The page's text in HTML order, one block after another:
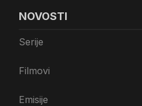
NOVOSTI
Serije
Filmovi
Emisije